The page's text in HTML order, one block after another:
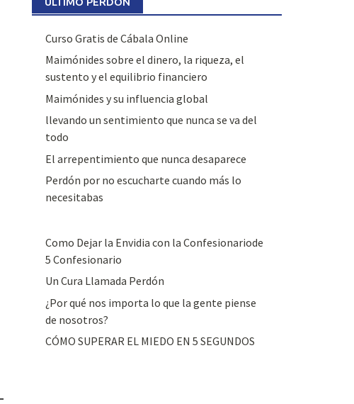
Curso Gratis de Cábala Online
Maimónides sobre el dinero, la riqueza, el
sustento y el equilibrio financiero
Maimónides y su influencia global
llevando un sentimiento que nunca se va del
todo
El arrepentimiento que nunca desaparece
Perdón por no escucharte cuando más lo
necesitabas
Como Dejar la Envidia con la Confesionariode
5 Confesionario
Un Cura Llamada Perdón
¿Por qué nos importa lo que la gente piense
de nosotros?
CÓMO SUPERAR EL MIEDO EN 5 SEGUNDOS